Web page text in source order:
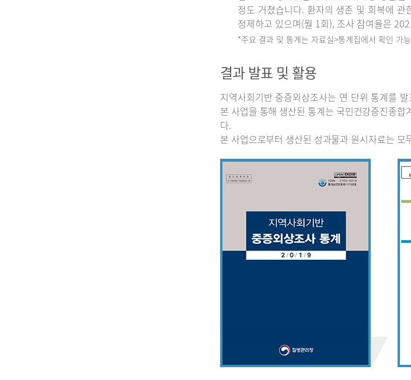
정도 거쳤습니다. 환자의 생존 및 회복에
정제하고 있으며(월 1회), 조사 참여율은
*주요 결과 및 통계는 자료실>통계집에서 확인 가
결과 발표 및 활용
지역사회기반 중증외상조사는 연 단위 통계를
본 사업을 통해 생산된 통계는 국민건강증진종
다.
본 사업으로부터 생산된 성과물과 원시자료는